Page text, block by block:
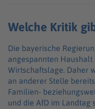
Welche Kritik
Die bayerische
angespannten
Wirtschaftslage. Daher
an anderer Stelle
Familien-
und die AfD im Landtag